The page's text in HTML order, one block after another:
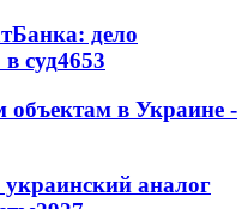
дело
суд4653
объектам в Украине -
аналог